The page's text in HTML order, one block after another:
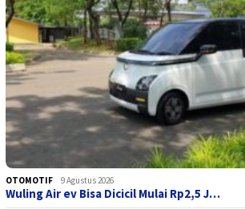
OTOMOTIF 9 Agustus 2026
Wuling Air ev Bisa Dicicil Mulai Rp2,5 J…